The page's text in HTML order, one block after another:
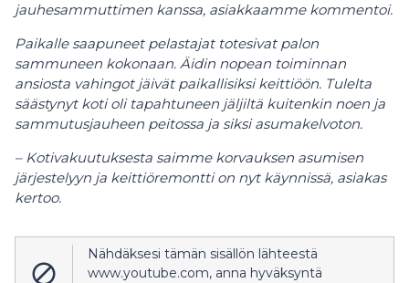
jauhesammuttimen kanssa, asiakkaamme kommentoi.
Paikalle saapuneet pelastajat totesivat palon
sammuneen kokonaan. Äidin nopean toiminnan
ansiosta vahingot jäivät paikallisiksi keittiöön. Tulelta
säästynyt koti oli tapahtuneen jäljiltä kuitenkin noen ja
sammutusjauheen peitossa ja siksi asumakelvoton.
– Kotivakuutuksesta saimme korvauksen asumisen
järjestelyyn ja keittiöremontti on nyt käynnissä, asiakas
kertoo.
Nähdäksesi tämän sisällön lähteestä
www.youtube.com, anna hyväksyntä